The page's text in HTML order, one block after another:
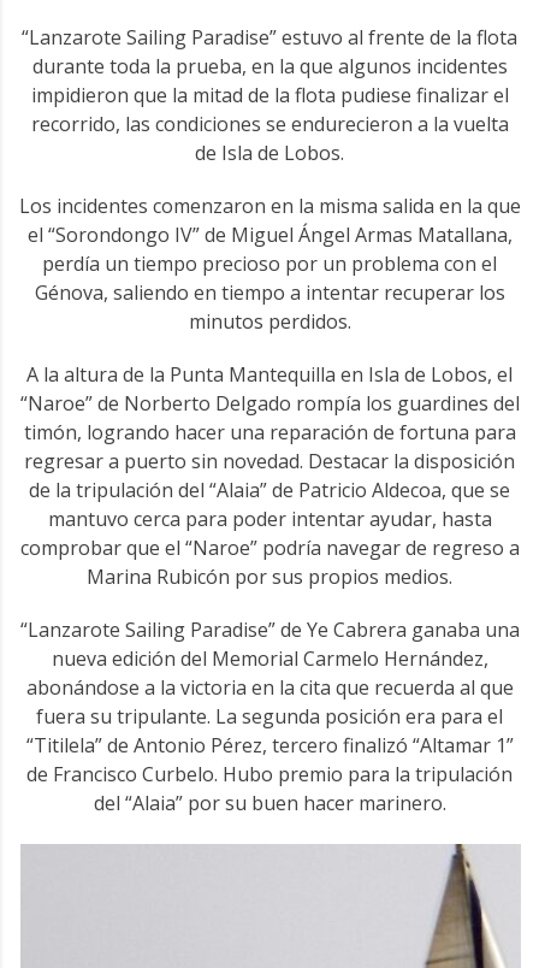
“Lanzarote Sailing Paradise” estuvo al frente de la flota
durante toda la prueba, en la que algunos incidentes
impidieron que la mitad de la flota pudiese finalizar el
recorrido, las condiciones se endurecieron a la vuelta
de Isla de Lobos.
Los incidentes comenzaron en la misma salida en la que
el “Sorondongo IV” de Miguel Ángel Armas Matallana,
perdía un tiempo precioso por un problema con el
Génova, saliendo en tiempo a intentar recuperar los
minutos perdidos.
A la altura de la Punta Mantequilla en Isla de Lobos, el
“Naroe” de Norberto Delgado rompía los guardines del
timón, logrando hacer una reparación de fortuna para
regresar a puerto sin novedad. Destacar la disposición
de la tripulación del “Alaia” de Patricio Aldecoa, que se
mantuvo cerca para poder intentar ayudar, hasta
comprobar que el “Naroe” podría navegar de regreso a
Marina Rubicón por sus propios medios.
“Lanzarote Sailing Paradise” de Ye Cabrera ganaba una
nueva edición del Memorial Carmelo Hernández,
abonándose a la victoria en la cita que recuerda al que
fuera su tripulante. La segunda posición era para el
“Titilela” de Antonio Pérez, tercero finalizó “Altamar 1”
de Francisco Curbelo. Hubo premio para la tripulación
del “Alaia” por su buen hacer marinero.